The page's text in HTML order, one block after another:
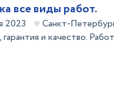
все виды работ.
2023
Санкт-
и качество.